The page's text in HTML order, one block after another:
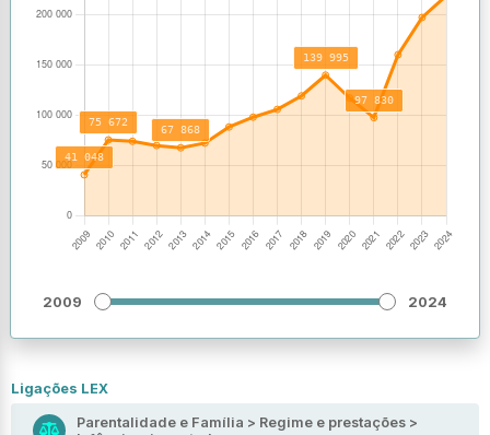
2009 2024
Ligações LEX
Parentalidade e Família > Regime e prestações >